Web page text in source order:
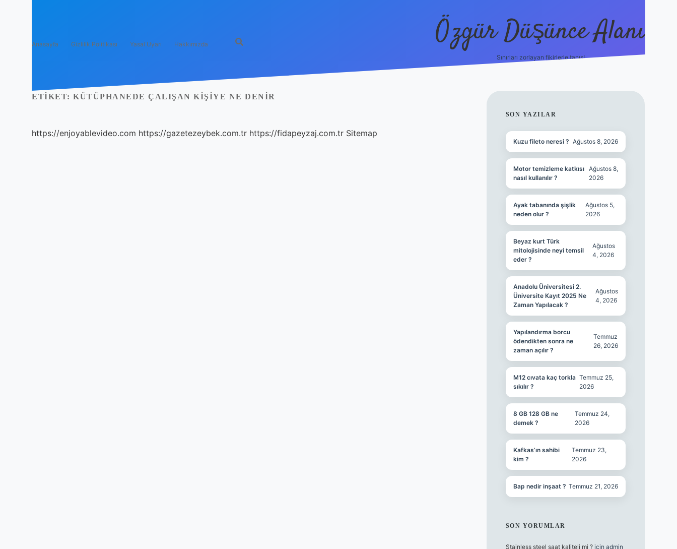
Anasayfa Gizlilik Politikası Yasal Uyarı Hakkımızda Özgür Düşünce Alanı
Sınırları zorlayan fikirlerle tanış!
ETIKET: KÜTÜPHANEDE ÇALIŞAN KIŞIYE NE DENIR
https://enjoyablevideo.com https://gazetezeybek.com.tr https://fidapeyzaj.com.tr Sitemap
SIDEBAR
SON YAZILAR
Kuzu fileto neresi ? Ağustos 8, 2026
Motor temizleme katkısı
nasıl kullanılır ?
Ağustos 8,
2026
Ayak tabanında şişlik
neden olur ?
Ağustos 5,
2026
Beyaz kurt Türk
mitolojisinde neyi temsil
eder ?
Ağustos
4, 2026
Anadolu Üniversitesi 2.
Üniversite Kayıt 2025 Ne
Zaman Yapılacak ?
Ağustos
4, 2026
Yapılandırma borcu
ödendikten sonra ne
zaman açılır ?
Temmuz
26, 2026
M12 cıvata kaç torkla
sıkılır ?
Temmuz 25,
2026
8 GB 128 GB ne
demek ?
Temmuz 24,
2026
Kafkas’ın sahibi
kim ?
Temmuz 23,
2026
Bap nedir inşaat ? Temmuz 21, 2026
SON YORUMLAR
Stainless steel saat kaliteli mi ?için admin
betexper